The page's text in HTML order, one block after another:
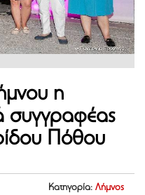
η
συγγραφέας
Πόθου
Κατηγορία: Λήμνος